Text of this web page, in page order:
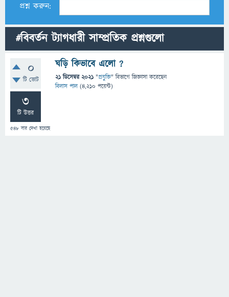
প্রশ্ন করুন:
#বিবর্তন ট্যাগধারী সাম্প্রতিক প্রশ্নগুলো
0
টি ভোট
3
টি উত্তর
548 বার দেখা হয়েছে
ঘড়ি কিভাবে এলো ?
21 ডিসেম্বর 2021 "প্রযুক্তি" বিভাগে জিজ্ঞাসাকরেছেন
বিলাস পাল (4,210 পয়েন্ট)